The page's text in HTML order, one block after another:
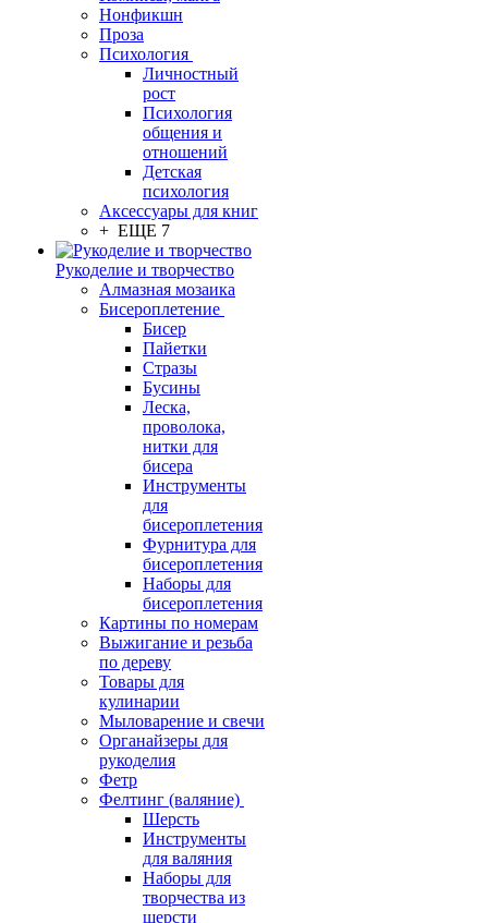
Нонфикшн
Проза
Психология
Личностный
рост
Психология
общения и
отношений
Детская
психология
Аксессуары для книг
+ ЕЩЕ 7
Рукоделие и творчество
Алмазная мозаика
Бисероплетение
Бисер
Пайетки
Стразы
Бусины
Леска,
проволока,
нитки для
бисера
Инструменты
для
бисероплетения
Фурнитура для
бисероплетения
Наборы для
бисероплетения
Картины по номерам
Выжигание и резьба
по дереву
Товары для
кулинарии
Мыловарение и свечи
Органайзеры для
рукоделия
Фетр
Фелтинг (валяние)
Шерсть
Инструменты
для валяния
Наборы для
творчества из
шерсти